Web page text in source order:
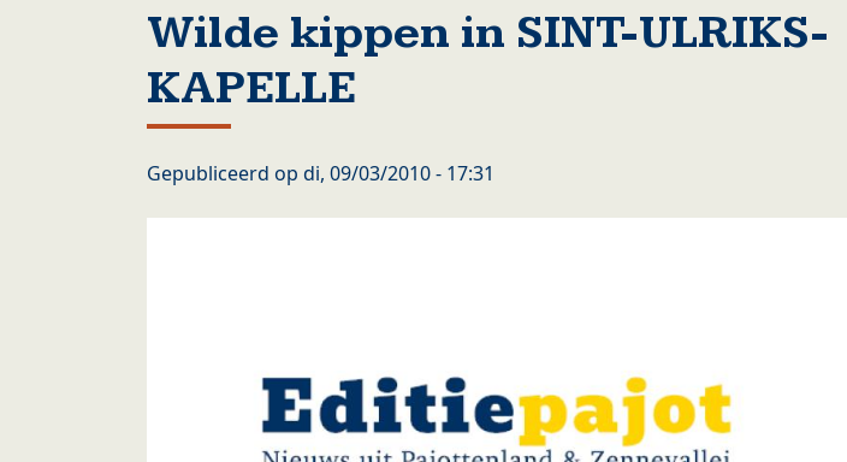
Wilde kippen in SINT-ULRIKS-
KAPELLE
Gepubliceerd op di, 09/03/2010 - 17:31